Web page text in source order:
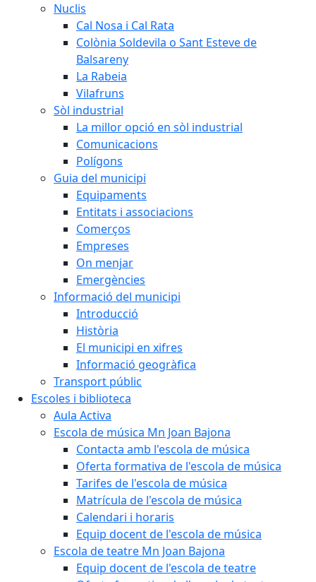
Nuclis
Cal Nosa i Cal Rata
Colònia Soldevila o Sant Esteve de
Balsareny
La Rabeia
Vilafruns
Sòl industrial
La millor opció en sòl industrial
Comunicacions
Polígons
Guia del municipi
Equipaments
Entitats i associacions
Comerços
Empreses
On menjar
Emergències
Informació del municipi
Introducció
Història
El municipi en xifres
Informació geogràfica
Transport públic
Escoles i biblioteca
Aula Activa
Escola de música Mn Joan Bajona
Contacta amb l'escola de música
Oferta formativa de l'escola de música
Tarifes de l'escola de música
Matrícula de l'escola de música
Calendari i horaris
Equip docent de l'escola de música
Escola de teatre Mn Joan Bajona
Equip docent de l'escola de teatre